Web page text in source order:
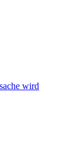
wird